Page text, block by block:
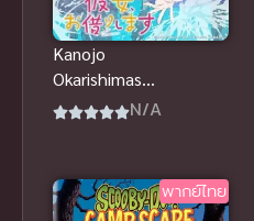
Kanojo
Okarishimasu
Season 4 สะ
N/A
พากย์ไทย